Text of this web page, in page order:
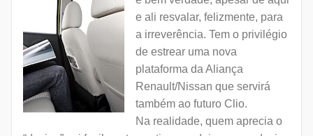
e ali resvalar, felizmente, para
a irreverência. Tem o privilégio
de estrear uma nova
plataforma da Aliança
Renault/Nissan que servirá
também ao futuro Clio.
Na realidade, quem aprecia o